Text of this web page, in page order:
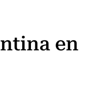
en